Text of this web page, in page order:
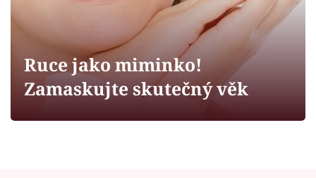
Sledujte prima+
Filmový festival Karlovy Vary
Ruce jako miminko!
Zamaskujte skutečný věk